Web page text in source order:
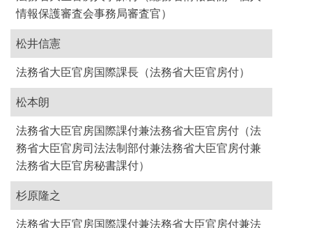
情報保護審査会事務局審査官）
松井信憲
法務省大臣官房国際課長（法務省大臣官房付）
松本朗
法務省大臣官房国際課付兼法務省大臣官房付（法
務省大臣官房司法法制部付兼法務省大臣官房付兼
法務省大臣官房秘書課付）
杉原隆之
法務省大臣官房国際課付兼法務省大臣官房付兼法